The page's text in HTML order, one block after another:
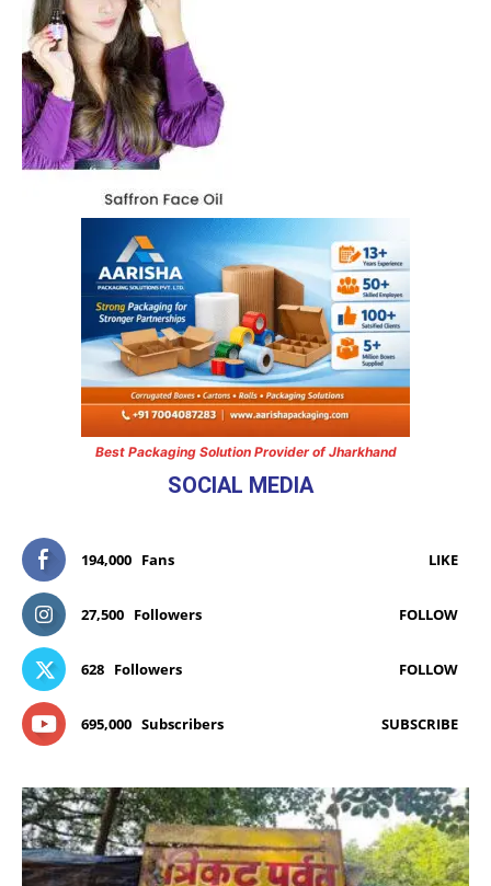
Best Packaging Solution Provider of Jharkhand
SOCIAL MEDIA
194,000 Fans LIKE
27,500 Followers FOLLOW
628 Followers FOLLOW
695,000 Subscribers SUBSCRIBE